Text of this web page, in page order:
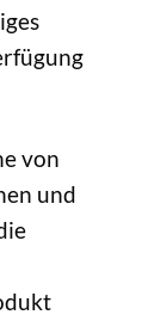
von
und